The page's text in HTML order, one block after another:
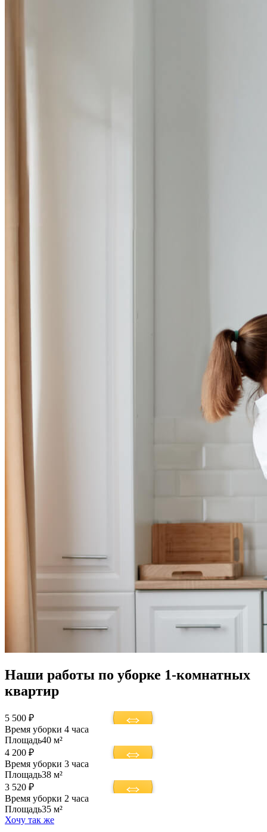
Наши работы по уборке 1-комнатных
квартир
5 500 ₽
Время уборки 4 часа
Площадь40 м²
4 200 ₽
Время уборки 3 часа
Площадь38 м²
3 520 ₽
Время уборки 2 часа
Площадь35 м²
Хочу так же